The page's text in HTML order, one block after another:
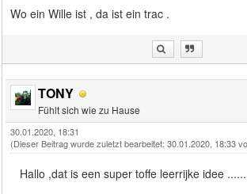
Wo ein Wille ist , da ist ein trac .
TONY
Fühlt sich wie zu Hause
30.01.2020, 18:31
(Dieser Beitrag wurde zuletzt bearbeitet: 30.01.2020, 18:33
Hallo ,dat is een super toffe leerrijke idee